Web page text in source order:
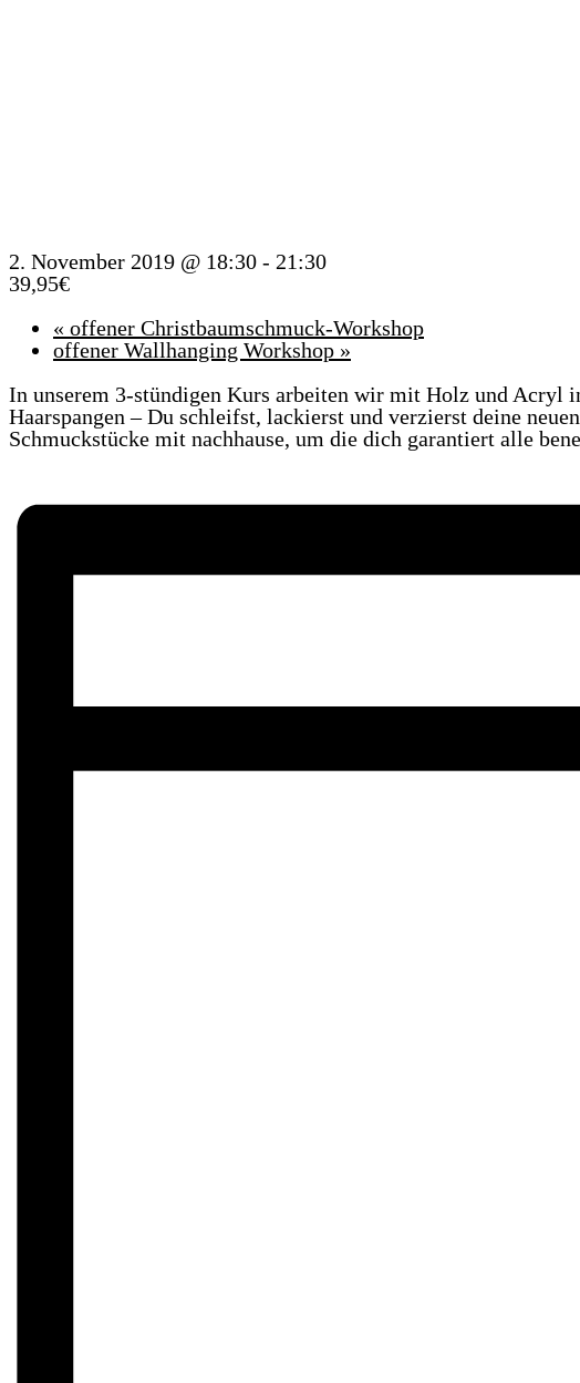
2. November 2019 @ 18:30 - 21:30
39,95€
« offener Christbaumschmuck-Workshop
offener Wallhanging Workshop »
In unserem 3-stündigen Kurs arbeiten wir mit Holz und Acryl
Haarspangen – Du schleifst, lackierst und verzierst deine
Schmuckstücke mit nachhause, um die dich garantiert alle